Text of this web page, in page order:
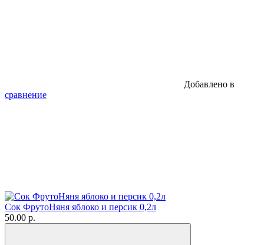
Добавлено в
сравнение
Сок ФрутоНяня яблоко и персик 0,2л
50.00 р.